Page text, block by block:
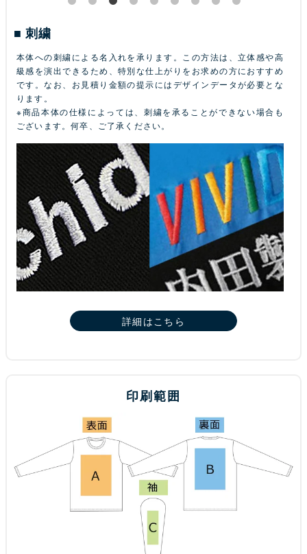
刺繍
本体への刺繍による名入れを承ります。この方法は、立体感や高
級感を演出できるため、特別な仕上がりをお求めの方におすすめ
です。なお、お見積り金額の提示にはデザインデータが必要とな
ります。
※商品本体の仕様によっては、刺繍を承ることができない場合も
ございます。何卒、ご了承ください。
詳細はこちら
印刷範囲